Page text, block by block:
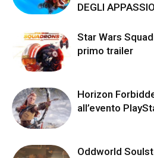
DEGLI
Star Wars
primo trailer
Horizon
all’evento
Oddworld